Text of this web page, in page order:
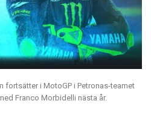
fortsätter i MotoGP i Petronas-teamet
Franco Morbidelli nästa år.